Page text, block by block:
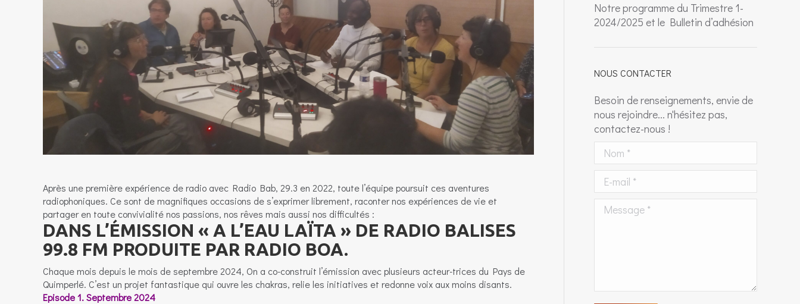
Après une première expérience de radio avec Radio Bab, 29.3 en 2022, toute l’équipe poursuit ces aventures
radiophoniques. Ce sont de magnifiques occasions de s’exprimer librement, raconter nos expériences de vie et
partager en toute convivialité nos passions, nos rêves mais aussi nos difficultés :
DANS L’ÉMISSION « A L’EAU LAÏTA » DE RADIO BALISES
99.8 FM PRODUITE PAR RADIO BOA.
Chaque mois depuis le mois de septembre 2024, On a co-construit l’émission avec plusieurs acteur-trices du Pays de
Quimperlé. C’est un projet fantastique qui ouvre les chakras, relie les initiatives et redonne voix aux moins disants.
Episode 1. Septembre 2024
Notre programme du Trimestre 1-
2024/2025 et le Bulletin d’adhésion
NOUS CONTACTER
Besoin de renseignements, envie de
nous rejoindre... n'hésitez pas,
contactez-nous !
Nom *
E-mail *
Message *